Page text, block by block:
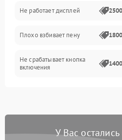
Управление и электроника
Программное обеспечение
Не работает дисплей
Плохо взбивает пену
Не срабатывает кнопка
включения
Постоянные сбои в работе
У Вас